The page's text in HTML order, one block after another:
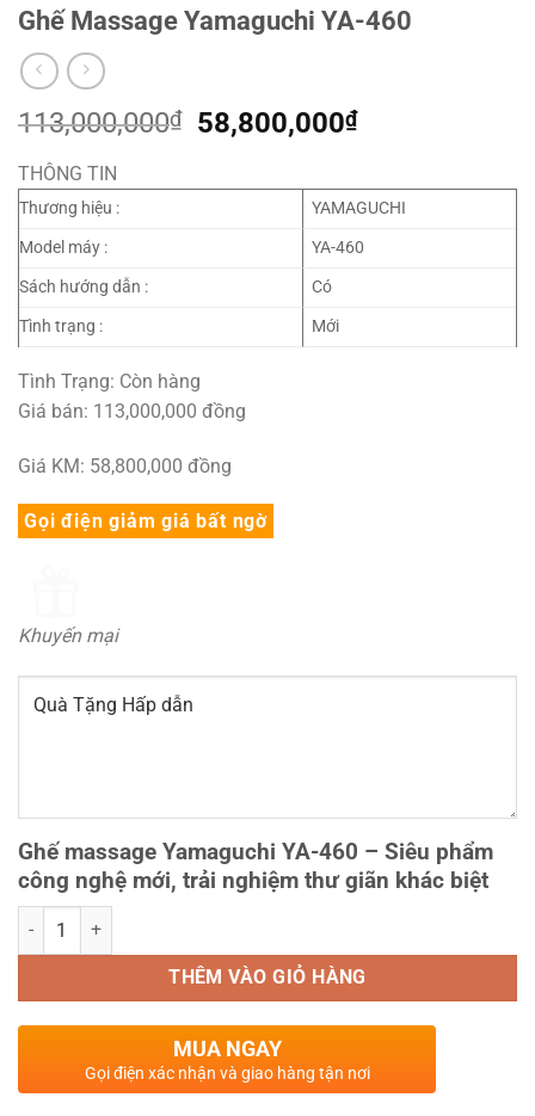
Ghế Massage Yamaguchi YA-460
113,000,000₫
Giá
113,000,000₫.
58,800,000₫Giá
là:
58,800,000₫.
THÔNG TIN
Thương hiệu :
YAMAGUCHI
Model máy :
YA-460
Sách hướng dẫn :
Có
Tình trạng :
Mới
Tình Trạng: Còn hàng
Giá bán: 113,000,000 đồng
Giá KM: 58,800,000 đồng
Gọi điện giảm giá bất ngờ
Khuyến mại
Ghế massage Yamaguchi YA-460 – Siêu phẩm
công nghệ mới, trải nghiệm thư giãn khác biệt
Ghế Massage Yamaguchi YA-460 số lượng
THÊM VÀO GIỎ HÀNG
MUA NGAY
Gọi điện xác nhận và giao hàng tận nơi